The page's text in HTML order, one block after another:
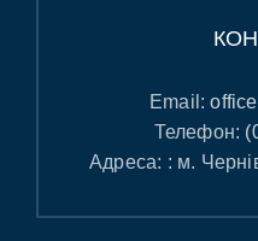
Email:
Телефон:
Адреса: : м.